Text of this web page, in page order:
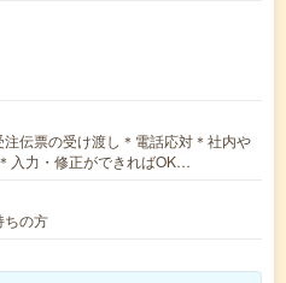
注伝票の受け渡し＊電話応対＊社内や
入力・修正ができればOK…
ちの方